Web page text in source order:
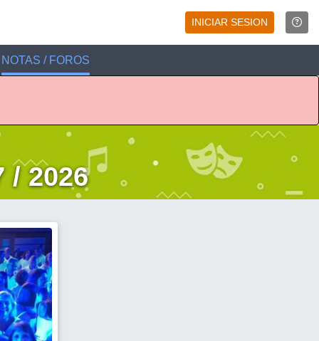
INICIAR SESION
NOTAS / FOROS
/ 2026